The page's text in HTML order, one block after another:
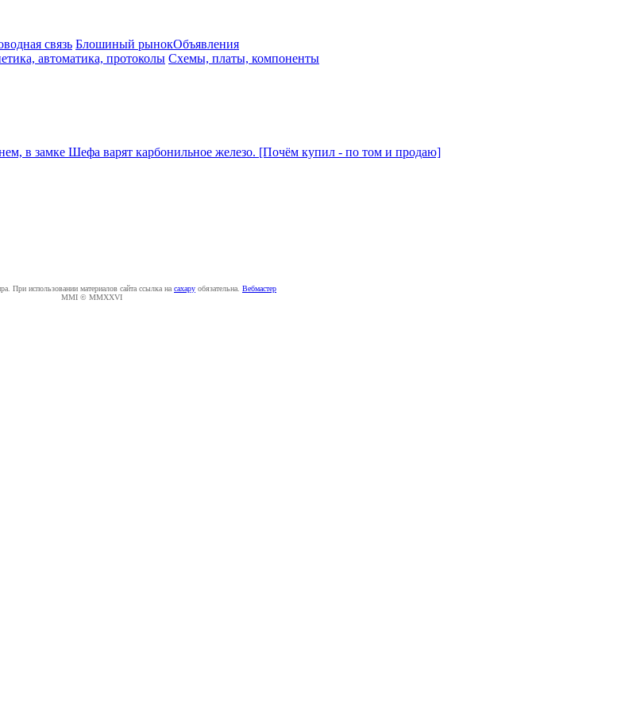
связь Блошиный рынокОбъявления
автоматика, протоколы Схемы, платы, компоненты
в замке Шефа варят карбонильное железо. [Почём купил - по том и продаю]
При использовании материалов сайта ссылка на caxapу обязательна. Вебмастер
MMI © MMXXVI